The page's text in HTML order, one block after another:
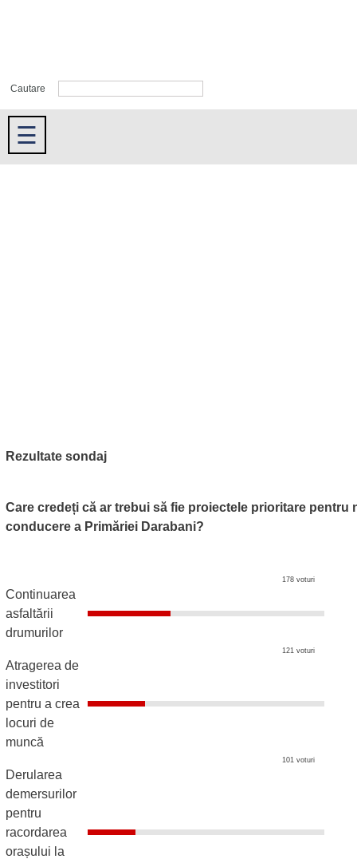
Cautare
☰
Rezultate sondaj
Care credeți că ar trebui să fie proiectele prioritare pentru
conducere a Primăriei Darabani?
178 voturi
Continuarea
asfaltării
drumurilor
121 voturi
Atragerea de
investitori
pentru a crea
locuri de
muncă
101 voturi
Derularea
demersurilor
pentru
racordarea
orașului la